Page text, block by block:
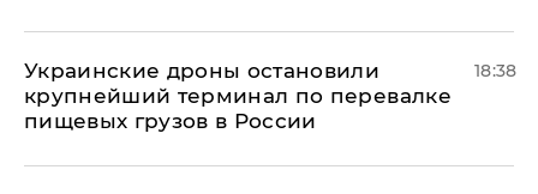
Украинские дроны остановили
крупнейший терминал по перевалке
пищевых грузов в России
18:38